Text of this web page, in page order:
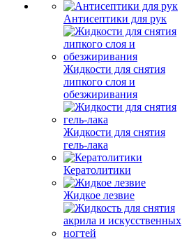
Антисептики для рук
Жидкости для снятия
липкого слоя и
обезжиривания
Жидкости для снятия
гель-лака
Кератолитики
Жидкое лезвие